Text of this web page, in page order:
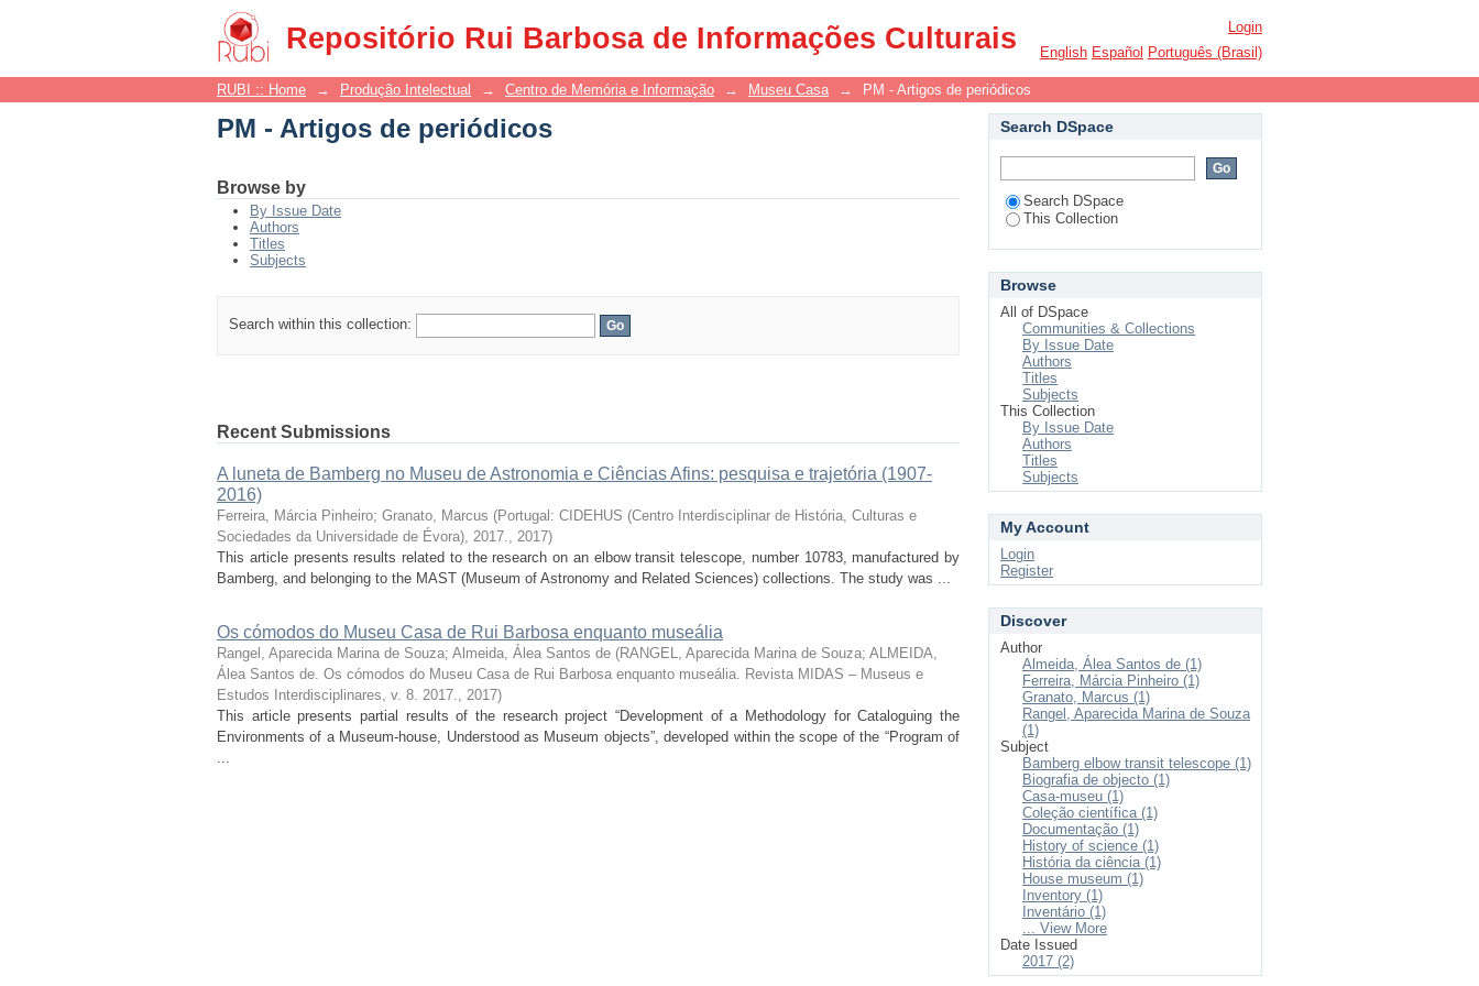
Repositório Rui Barbosa de Informações Culturais
PM - Artigos de periódicos
Login
English Español Português (Brasil)
RUBI :: Home → Produção Intelectual → Centro de Memória e Informação → Museu Casa → PM - Artigos de periódicos
PM - Artigos de periódicos
Browse by
By Issue Date
Authors
Titles
Subjects
Search within this collection:
Recent Submissions
A luneta de Bamberg no Museu de Astronomia e Ciências Afins: pesquisa e trajetória (1907-
2016)
Ferreira, Márcia Pinheiro; Granato, Marcus (Portugal: CIDEHUS (Centro Interdisciplinar de História, Culturas e
Sociedades da Universidade de Évora), 2017., 2017)
This article presents results related to the research on an elbow transit telescope, number 10783, manufactured by
Bamberg, and belonging to the MAST (Museum of Astronomy and Related Sciences) collections. The study was ...
Os cómodos do Museu Casa de Rui Barbosa enquanto museália
Rangel, Aparecida Marina de Souza; Almeida, Álea Santos de (RANGEL, Aparecida Marina de Souza; ALMEIDA,
Álea Santos de. Os cómodos do Museu Casa de Rui Barbosa enquanto museália. Revista MIDAS – Museus e
Estudos Interdisciplinares, v. 8. 2017., 2017)
This article presents partial results of the research project “Development of a Methodology for Cataloguing the
Environments of a Museum-house, Understood as Museum objects”, developed within the scope of the “Program of
...
Search DSpace
Search DSpace
This Collection
Browse
All of DSpace
Communities & Collections
By Issue Date
Authors
Titles
Subjects
This Collection
By Issue Date
Authors
Titles
Subjects
My Account
Login
Register
Discover
Author
Almeida, Álea Santos de (1)
Ferreira, Márcia Pinheiro (1)
Granato, Marcus (1)
Rangel, Aparecida Marina de Souza
(1)
Subject
Bamberg elbow transit telescope (1)
Biografia de objecto (1)
Casa-museu (1)
Coleção científica (1)
Documentação (1)
History of science (1)
História da ciência (1)
House museum (1)
Inventory (1)
Inventário (1)
... View More
Date Issued
2017 (2)